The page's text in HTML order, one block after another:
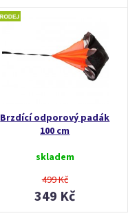
Brzdící odporový padák
100 cm
skladem
499 Kč
349 Kč